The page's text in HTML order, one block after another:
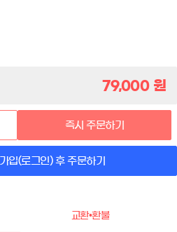
79,000원
즉시 주문하기
입(로그인) 후 주문하기
교환•환불